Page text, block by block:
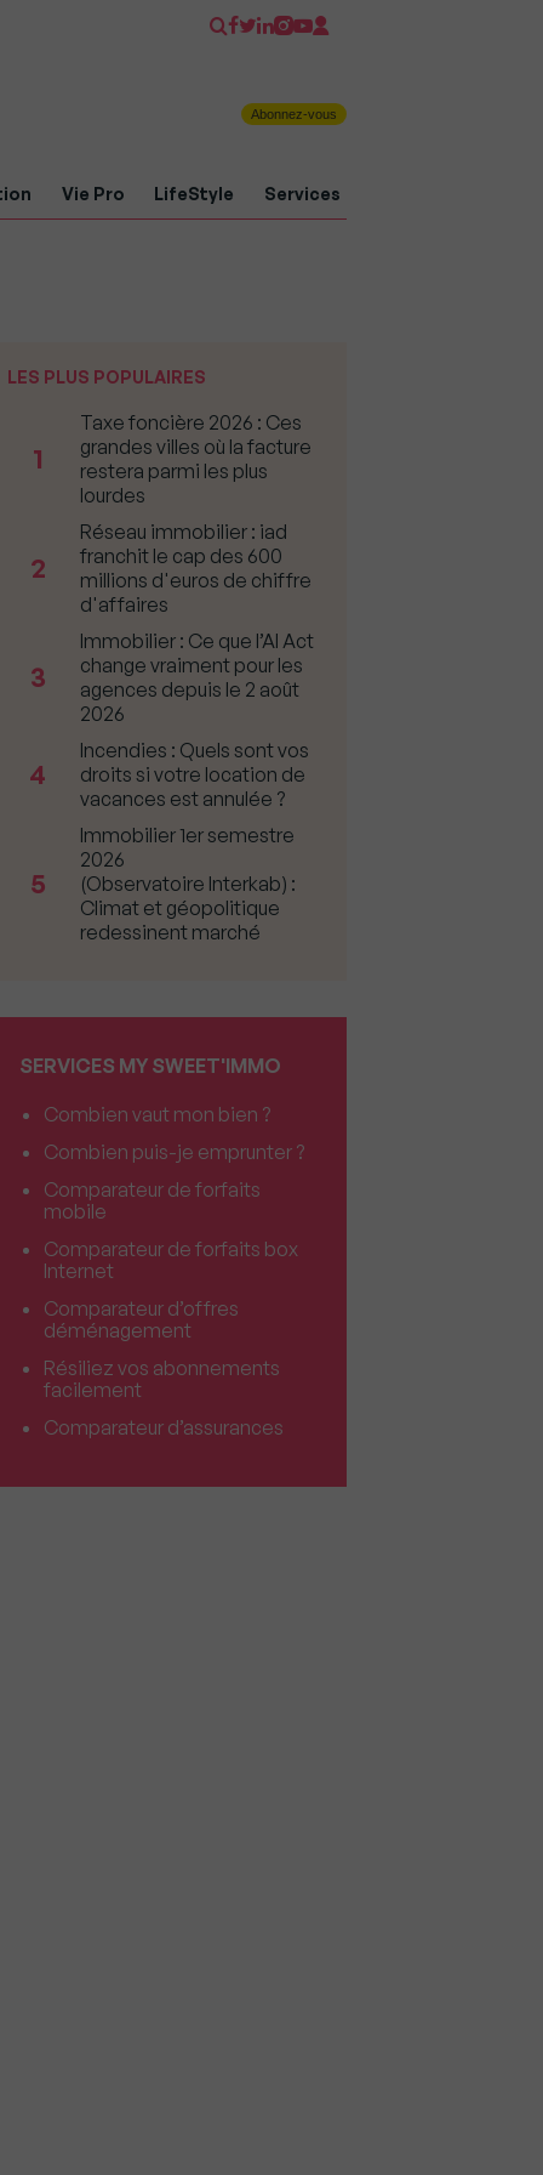
Abonnez-vous
Vie Pro LifeStyle Services
LES PLUS POPULAIRES
1
Taxe foncière 2026 : Ces
grandes villes où la facture
restera parmi les plus
lourdes
2
Réseau immobilier : iad
franchit le cap des 600
millions d'euros de chiffre
d'affaires
3
Immobilier : Ce que l’AI Act
change vraiment pour les
agences depuis le 2 août
2026
4
Incendies : Quels sont vos
droits si votre location de
vacances est annulée ?
5
Immobilier 1er semestre
2026
(Observatoire Interkab) :
Climat et géopolitique
redessinent marché
SERVICES MY SWEET'IMMO
Combien vaut mon bien ?
Combien puis-je emprunter ?
Comparateur de forfaits
mobile
Comparateur de forfaits box
Internet
Comparateur d’offres
déménagement
Résiliez vos abonnements
facilement
Comparateur d’assurances